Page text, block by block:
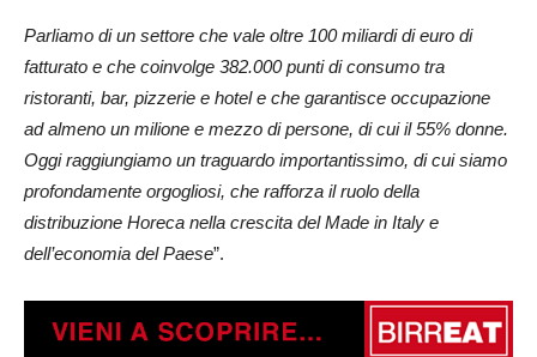
Parliamo di un settore che vale oltre 100 miliardi di euro di
fatturato e che coinvolge 382.000 punti di consumo tra
ristoranti, bar, pizzerie e hotel e che garantisce occupazione
ad almeno un milione e mezzo di persone, di cui il 55% donne.
Oggi raggiungiamo un traguardo importantissimo, di cui siamo
profondamente orgogliosi, che rafforza il ruolo della
distribuzione Horeca nella crescita del Made in Italy e
dell’economia del Paese”.